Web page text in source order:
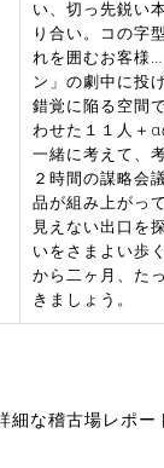
い、切っ先鋭い
り合い。コの字
れを囲むお客様
ン」の劇中に投
錯覚に陥る空間
わせた１１人＋
一緒に考えて、
２時間の謀略会
品が組み上がっ
見えない出口を
いをさまよい歩
から二ヶ月、た
きましょう。
細な稽古場レポー